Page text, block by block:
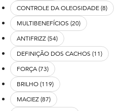
CONTROLE DA OLEOSIDADE (8)
MULTIBENEFÍCIOS (20)
ANTIFRIZZ (54)
DEFINIÇÃO DOS CACHOS (11)
FORÇA (73)
BRILHO (119)
MACIEZ (87)